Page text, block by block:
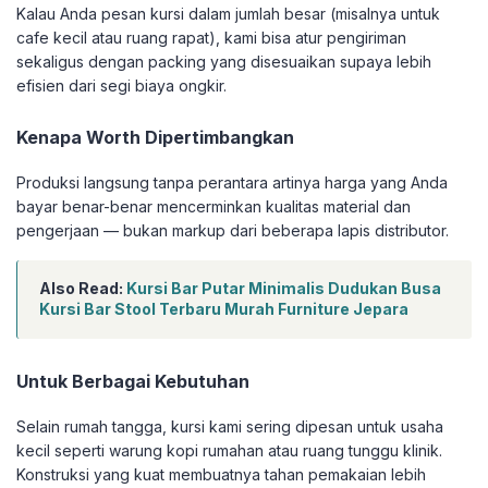
Kalau Anda pesan kursi dalam jumlah besar (misalnya untuk
cafe kecil atau ruang rapat), kami bisa atur pengiriman
sekaligus dengan packing yang disesuaikan supaya lebih
efisien dari segi biaya ongkir.
Kenapa Worth Dipertimbangkan
Produksi langsung tanpa perantara artinya harga yang Anda
bayar benar-benar mencerminkan kualitas material dan
pengerjaan — bukan markup dari beberapa lapis distributor.
Also Read: Kursi Bar Putar Minimalis Dudukan Busa
Kursi Bar Stool Terbaru Murah Furniture Jepara
Untuk Berbagai Kebutuhan
Selain rumah tangga, kursi kami sering dipesan untuk usaha
kecil seperti warung kopi rumahan atau ruang tunggu klinik.
Konstruksi yang kuat membuatnya tahan pemakaian lebih